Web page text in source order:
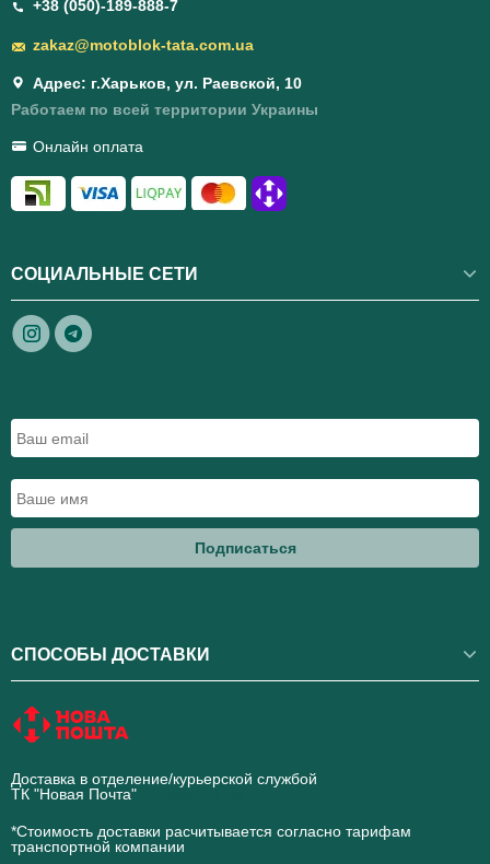
+38 (050)-189-888-7
zakaz@motoblok-tata.com.ua
Адрес: г.Харьков, ул. Раевской, 10
Работаем по всей территории Украины
Онлайн оплата
СОЦИАЛЬНЫЕ СЕТИ
Подписаться
СПОСОБЫ ДОСТАВКИ
Доставка в отделение/курьерской службой
ТК "Новая Почта"
*Стоимость доставки расчитывается согласно тарифам
транспортной компании